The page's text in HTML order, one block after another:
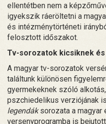
ellentétben nem a
igyekszik ráeröltetni a
és intézménytörténeti
felosztott időszakot.
Tv-sorozatok kicsiknek és
A magyar tv-sorozatok
találtunk különösen
gyermekeknek szóló
pszchiedelikus verziójának
legendáksorozata a magyar
versenyprogramba is